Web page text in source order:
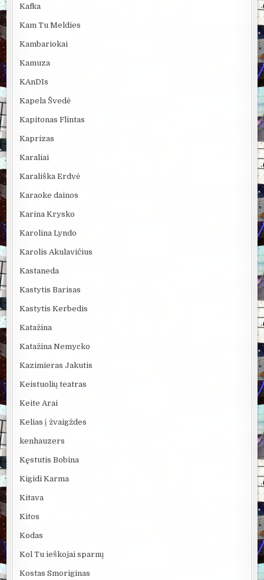
Kafka
Kam Tu Meldies
Kambariokai
Kamuza
KAnDIs
Kapela Švedė
Kapitonas Flintas
Kaprizas
Karaliai
Karališka Erdvė
Karaoke dainos
Karina Krysko
Karolina Lyndo
Karolis Akulavičius
Kastaneda
Kastytis Barisas
Kastytis Kerbedis
Katažina
Katažina Nemycko
Kazimieras Jakutis
Keistuolių teatras
Keite Arai
Kelias į žvaigždes
kenhauzers
Kęstutis Bobina
Kigidi Karma
Kitava
Kitos
Kodas
Kol Tu ieškojai sparnų
Kostas Smoriginas